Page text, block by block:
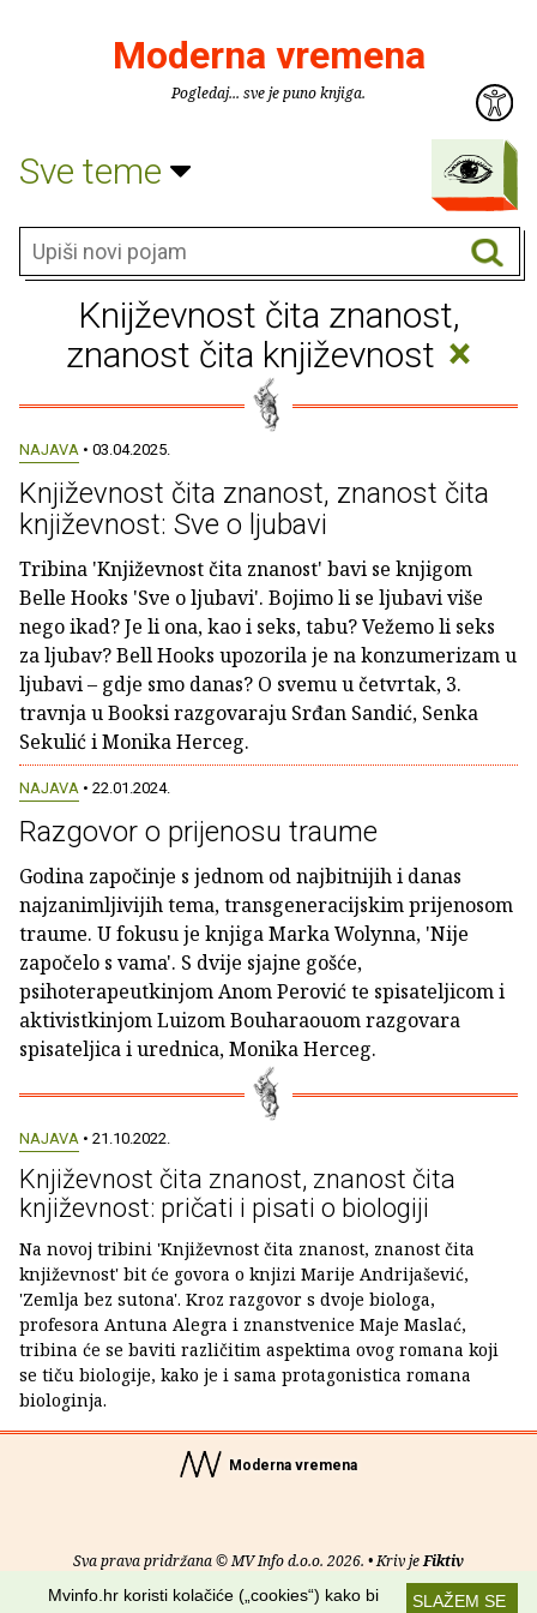
Moderna vremena
Pogledaj... sve je puno knjiga.
Sve teme
Knijževnost čita znanost,
znanost čita književnost ×
NAJAVA • 03.04.2025.
Književnost čita znanost, znanost čita
književnost: Sve o ljubavi
Tribina 'Književnost čita znanost' bavi se knjigom
Belle Hooks 'Sve o ljubavi'. Bojimo li se ljubavi više
nego ikad? Je li ona, kao i seks, tabu? Vežemo li seks
za ljubav? Bell Hooks upozorila je na konzumerizam u
ljubavi – gdje smo danas? O svemu u četvrtak, 3.
travnja u Booksi razgovaraju Srđan Sandić, Senka
Sekulić i Monika Herceg.
NAJAVA • 22.01.2024.
Razgovor o prijenosu traume
Godina započinje s jednom od najbitnijih i danas
najzanimljivijih tema, transgeneracijskim prijenosom
traume. U fokusu je knjiga Marka Wolynna, 'Nije
započelo s vama'. S dvije sjajne gošće,
psihoterapeutkinjom Anom Perović te spisateljicom i
aktivistkinjom Luizom Bouharaouom razgovara
spisateljica i urednica, Monika Herceg.
NAJAVA • 21.10.2022.
Književnost čita znanost, znanost čita
književnost: pričati i pisati o biologiji
Na novoj tribini 'Književnost čita znanost, znanost čita
književnost' bit će govora o knjizi Marije Andrijašević,
'Zemlja bez sutona'. Kroz razgovor s dvoje biologa,
profesora Antuna Alegra i znanstvenice Maje Maslać,
tribina će se baviti različitim aspektima ovog romana koji
se tiču biologije, kako je i sama protagonistica romana
biologinja.
Moderna vremena
Sva prava pridržana © MV Info d.o.o. 2026. • Kriv jeFiktiv
Uvjeti korištenja RSS kanaliSLAŽEM SE
Mvinfo.hr koristi kolačiće („cookies“) kako bi